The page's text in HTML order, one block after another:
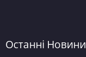
Останні Новини